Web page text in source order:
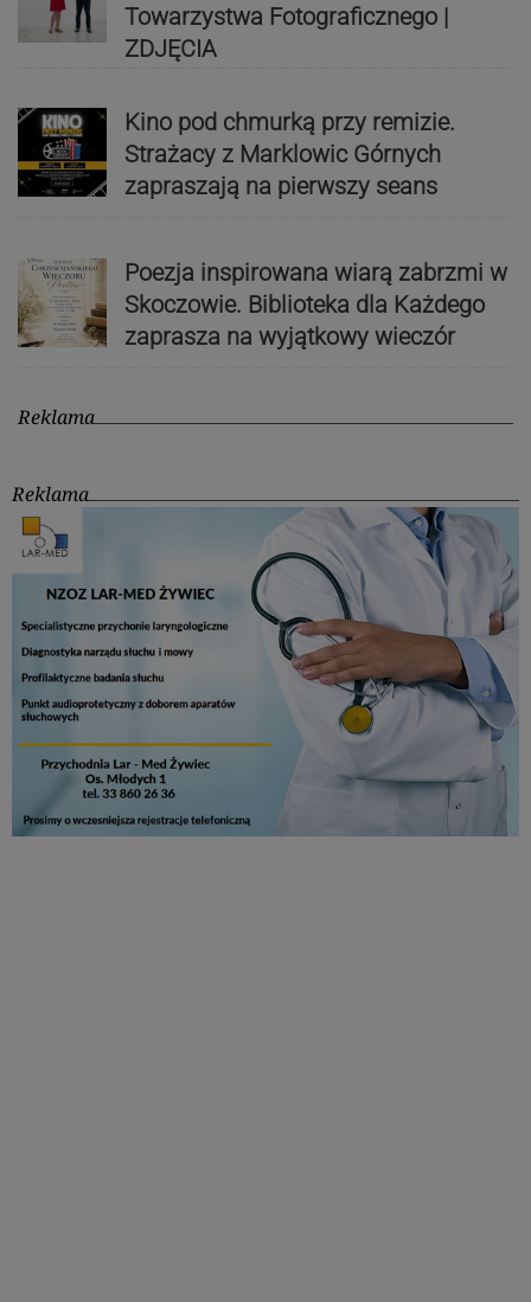
Towarzystwa Fotograficznego |
ZDJĘCIA
Kino pod chmurką przy remizie.
Strażacy z Marklowic Górnych
zapraszają na pierwszy seans
Poezja inspirowana wiarą zabrzmi w
Skoczowie. Biblioteka dla Każdego
zaprasza na wyjątkowy wieczór
Reklama
Reklama